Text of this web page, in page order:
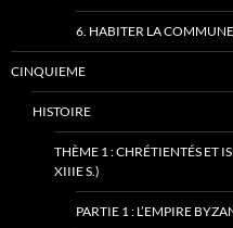
6. HABITER LA COMMUNE
CINQUIEME
HISTOIRE
THÈME 1 : CHRÉTIENTÉS ET
XIIIE S.)
PARTIE 1 : L’EMPIRE